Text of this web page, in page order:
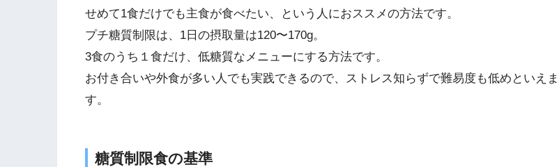
せめて1食だけでも主食が食べたい、という人におススメの方法です。
プチ糖質制限は、1日の摂取量は120〜170g。
3食のうち１食だけ、低糖質なメニューにする方法です。
お付き合いや外食が多い人でも実践できるので、ストレス知らずで難易度も低めといえま
す。
糖質制限食の基準